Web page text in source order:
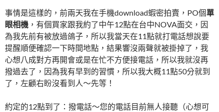
事情是這樣的，前兩天我在手機download蝦密拍賣，PO個單
眼相機 ，有個買家跟我約了中午12點在台中NOVA面交，因
為我先前有被放過鴿子，所以我當天在11點就打電話想說要
提醒順便確認一下時間地點，結果響沒兩聲就被掛掉了，我
心想八成對方再開會或是在忙不方便接電話，所以我就沒再
撥過去了，因為我有早到的習慣，所以我大概11點50分就到
了，左顧右盼沒看到人～先等！
約定的12點到了：撥電話～您的電話目前無人接聽（心想可